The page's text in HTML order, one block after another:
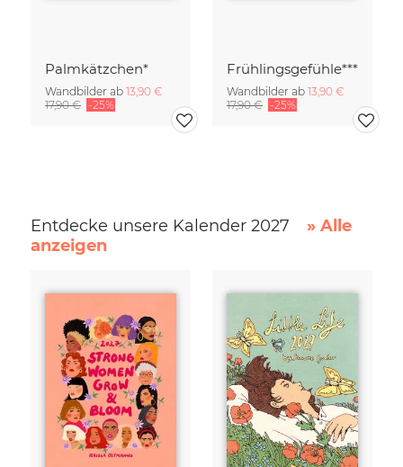
Palmkätzchen*
Wandbilder ab 13,90 €
17,90 € -25%
Frühlingsgefühle***
Wandbilder ab 13,90 €
17,90 € -25%
Entdecke unsere Kalender 2027
» Alle
anzeigen